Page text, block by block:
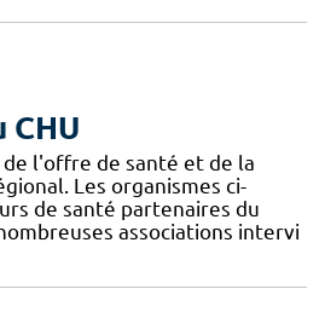
CHU
de l'offre de santé et de la
Les organismes ci-
de santé partenaires du
associations intervi